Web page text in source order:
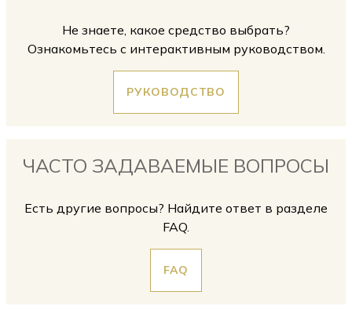
Не знаете, какое средство выбрать?
Ознакомьтесь с интерактивным руководством.
РУКОВОДСТВО
ЧАСТО ЗАДАВАЕМЫЕ ВОПРОСЫ
Есть другие вопросы? Найдите ответ в разделе
FAQ.
FAQ